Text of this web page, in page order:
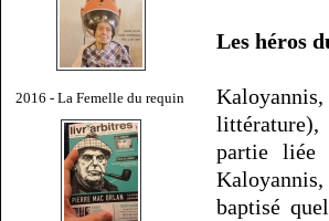
2016 - La Femelle du requin
Les héros
littérature),
partie liée
baptisé